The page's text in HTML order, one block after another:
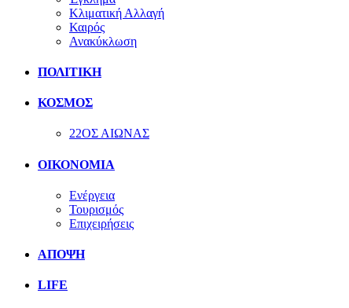
Κλιματική Αλλαγή
Καιρός
Ανακύκλωση
ΠΟΛΙΤΙΚΗ
ΚΟΣΜΟΣ
22ΟΣ ΑΙΩΝΑΣ
ΟΙΚΟΝΟΜΙΑ
Ενέργεια
Τουρισμός
Επιχειρήσεις
ΑΠΟΨΗ
LIFE